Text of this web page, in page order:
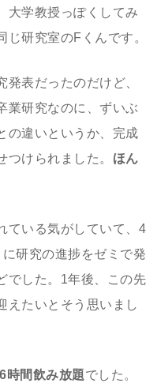
大学教授っぽくしてみ
じ研究室のFくんです。
表だったのだけど、
業研究なのに、ずいぶ
の違いというか、完成
つけられました。 ほん
ている気がしていて、4
研究の進捗をゼミで発
でした。1年後、この先
えたいとそう思いまし
6時間飲み放題でした。